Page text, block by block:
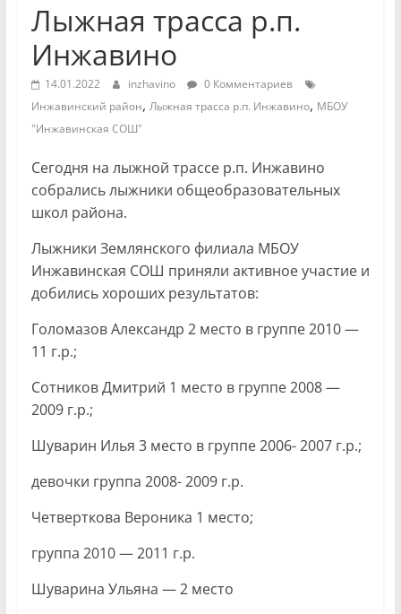
Лыжная трасса р.п.
Инжавино
14.01.2022 inzhavino
0 Комментариев
Инжавинский район, Лыжная трасса р.п. Инжавино, МБОУ
"Инжавинская СОШ"
Сегодня на лыжной трассе р.п. Инжавино
собрались лыжники общеобразовательных
школ района.
Лыжники Землянского филиала МБОУ
Инжавинская СОШ приняли активное участие и
добились хороших результатов:
Голомазов Александр 2 место в группе 2010 —
11 г.р.;
Сотников Дмитрий 1 место в группе 2008 —
2009 г.р.;
Шуварин Илья 3 место в группе 2006- 2007 г.р.;
девочки группа 2008- 2009 г.р.
Четверткова Вероника 1 место;
группа 2010 — 2011 г.р.
Шуварина Ульяна — 2 место